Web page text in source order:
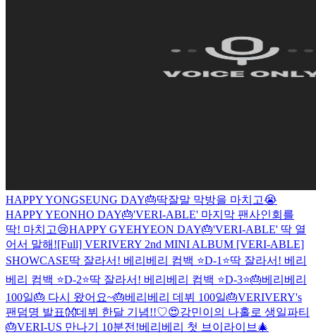
HAPPY YONGSEUNG DAY🎂딱잘말 막방을 마치고😭
HAPPY YEONHO DAY🎂'VERI-ABLE' 마지막 팬사인회를
딱! 마치고😢HAPPY GYEHYEON DAY🎂'VERI-ABLE' 딱 열
어서 말해![Full] VERIVERY 2nd MINI ALBUM [VERI-ABLE]
SHOWCASE딱 잘라서! 베리베리 컴백 ⭐D-1⭐딱 잘라서! 베리
베리 컴백 ⭐D-2⭐딱 잘라서! 베리베리 컴백 ⭐D-3⭐🎂베리베리
100일🎂 다시 왔어요~🎂베리베리 데뷔 100일🎂VERIVERY's
팬덤명 발표👐데뷔 한달 기념!!♡😍강민이의 나홀로 생일파티
🎂VERI-US 만나기 10분전!베리베리 첫 브이라이브🎄